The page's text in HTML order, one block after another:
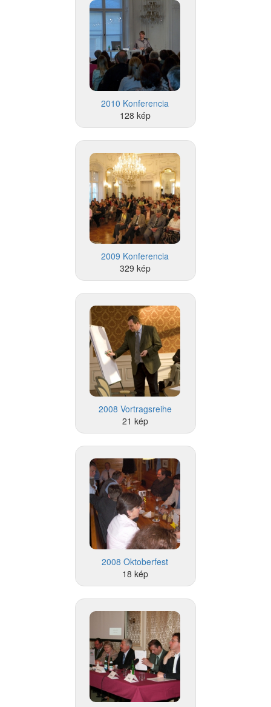
2010 Konferencia
128 kép
2009 Konferencia
329 kép
2008 Vortragsreihe
21 kép
2008 Oktoberfest
18 kép